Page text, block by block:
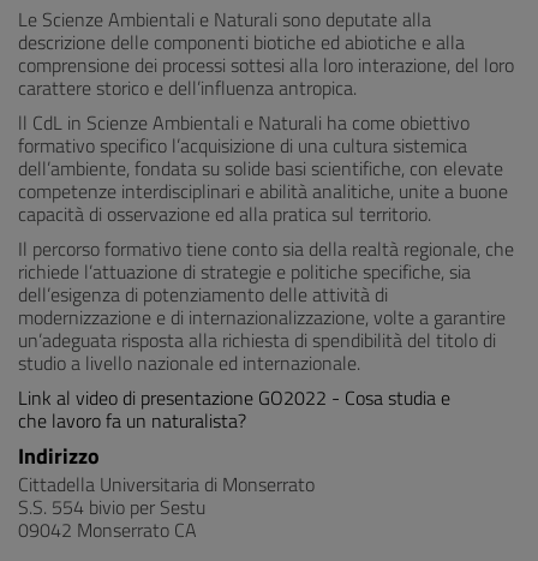
Le Scienze Ambientali e Naturali sono deputate alla
descrizione delle componenti biotiche ed abiotiche e alla
comprensione dei processi sottesi alla loro interazione, del loro
carattere storico e dell’influenza antropica.
ll CdL in Scienze Ambientali e Naturali ha come obiettivo
formativo specifico l’acquisizione di una cultura sistemica
dell’ambiente, fondata su solide basi scientifiche, con elevate
competenze interdisciplinari e abilità analitiche, unite a buone
capacità di osservazione ed alla pratica sul territorio.
Il percorso formativo tiene conto sia della realtà regionale, che
richiede l’attuazione di strategie e politiche specifiche, sia
dell’esigenza di potenziamento delle attività di
modernizzazione e di internazionalizzazione, volte a garantire
un’adeguata risposta alla richiesta di spendibilità del titolo di
studio a livello nazionale ed internazionale.
Link al video di presentazione GO2022 - Cosa studia e
che lavoro fa un naturalista?
Indirizzo
Cittadella Universitaria di Monserrato
S.S. 554 bivio per Sestu
09042 Monserrato CA